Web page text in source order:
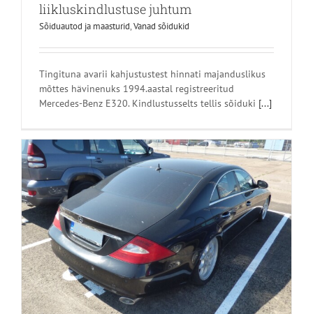
liikluskindlustuse juhtum
Sõiduautod ja maasturid,Vanad sõidukid
Tingituna avarii kahjustustest hinnati majanduslikus
mõttes hävinenuks 1994.aastal registreeritud
Mercedes-Benz E320. Kindlustusselts tellis sõiduki [...]